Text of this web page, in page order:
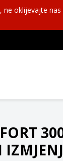
ne oklijevajte